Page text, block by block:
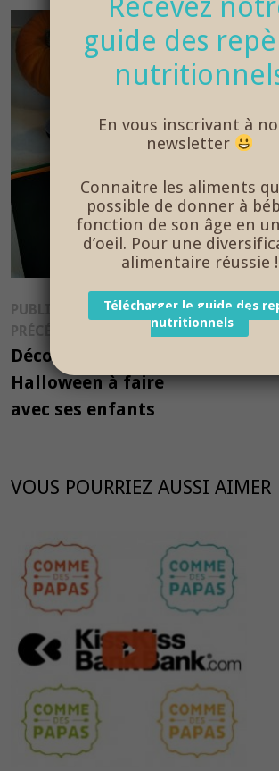
Navigation
de
l’article
PUBLICATION
PRÉCÉDENTE
Publication
Décorations
Halloween à faire
avec ses enfants
VOUS POURRIEZ AUSSI AIMER
guide des
En vous inscrivant à
newsletter
Connaitre les aliments
possible de donner à
fonction de son âge en
d’oeil. Pour une
alimentaire réussie !
Télécharger le guide des
nutritionnels